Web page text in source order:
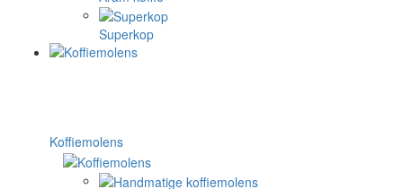
Superkop
Koffiemolens